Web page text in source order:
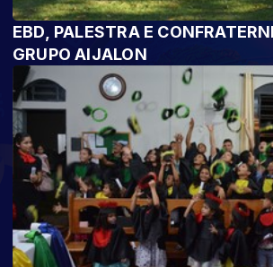
EBD, PALESTRA E
GRUPO AIJALON